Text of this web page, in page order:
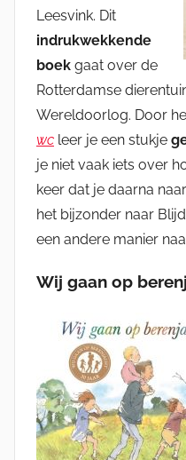
Leesvink. Dit
indrukwekkende
boek gaat over de
Rotterdamse
Wereldoorlog. Door
wc leer je een stukje
je niet vaak iets over
keer dat je daarna
het bijzonder naar
een andere manier
Wij gaan op